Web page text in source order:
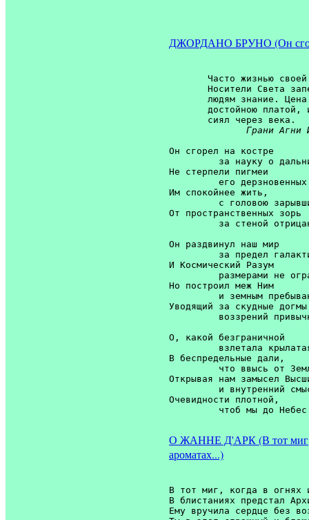
ДЖОРДАНО БРУНО (Он
Часто жизнью
Носители Света
людям знание.
достойною платой,
       сиял через века.
Грани
Он сгорел на костре
за науку о
Не стерпели пигмеи
его
Им спокойнее жить,
с головою
От пространственных зорь
за стеной
Он раздвинул наш мир
за предел
И Космический Разум
размерами не
Но построил меж Ним
и земным
Уводящий за скудные догмы
воззрений
О, какой безграничной
взлетала
В беспредельные дали,
что ввысь от
Открывая нам замысел
и внутренний
Очевидности плотной,
О ЖАННЕ Д'АРК (В тот миг,
ароматах...)
В тот миг, когда в огнях
В блистаниях предстал
Ему вручила сердце без